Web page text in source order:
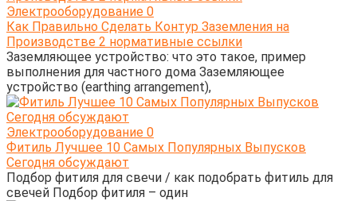
Электрооборудование 0
Как Правильно Сделать Контур Заземления на
Производстве 2 нормативные ссылки
Заземляющее устройство: что это такое, пример
выполнения для частного дома Заземляющее
устройство (earthing arrangement),
Электрооборудование 0
Фитиль Лучшее 10 Самых Популярных Выпусков
Сегодня обсуждают
Подбор фитиля для свечи / как подобрать фитиль для
свечей Подбор фитиля – один